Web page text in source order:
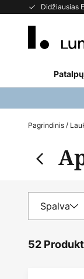
Didžiausias
Skip
Pagrindinis
Spalva
52